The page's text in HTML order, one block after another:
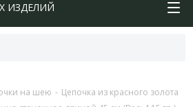
ИЗДЕЛИЙ
на шею - Цепочка из красного золота